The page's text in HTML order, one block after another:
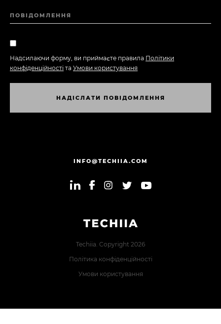
Techiia. Copyright 2026
Політика конфіденційності
Умови користування
ПОВІДОМЛЕННЯ
Надсилаючи форму, ви приймаєте правила Політики
конфіденційності та Умови користування
НАДІ СЛ АТИ П ОВІ ДОМ Л ЕННЯ
INFO@TECHIIA.COM